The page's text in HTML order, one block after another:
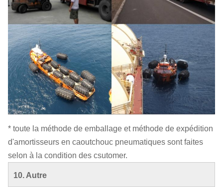
* toute la méthode de emballage et méthode de expédition
d'amortisseurs en caoutchouc pneumatiques sont faites
selon à la condition des csutomer.
10. Autre